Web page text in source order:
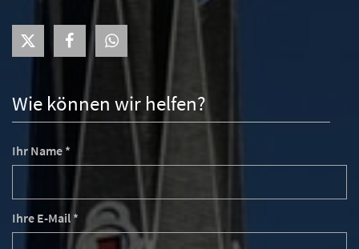
Wie können wir helfen?
Ihr Name *
Ihre E-Mail *